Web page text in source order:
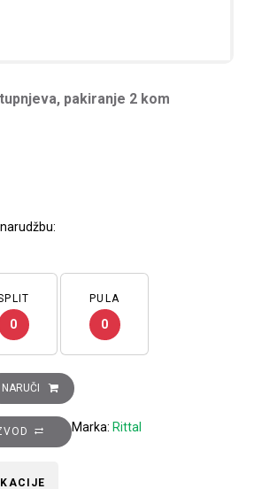
pakiranje 2 kom
0
PULA
0
stupnjeva, pakiranje 2 kom količina
NARUČI
Marka: Rittal